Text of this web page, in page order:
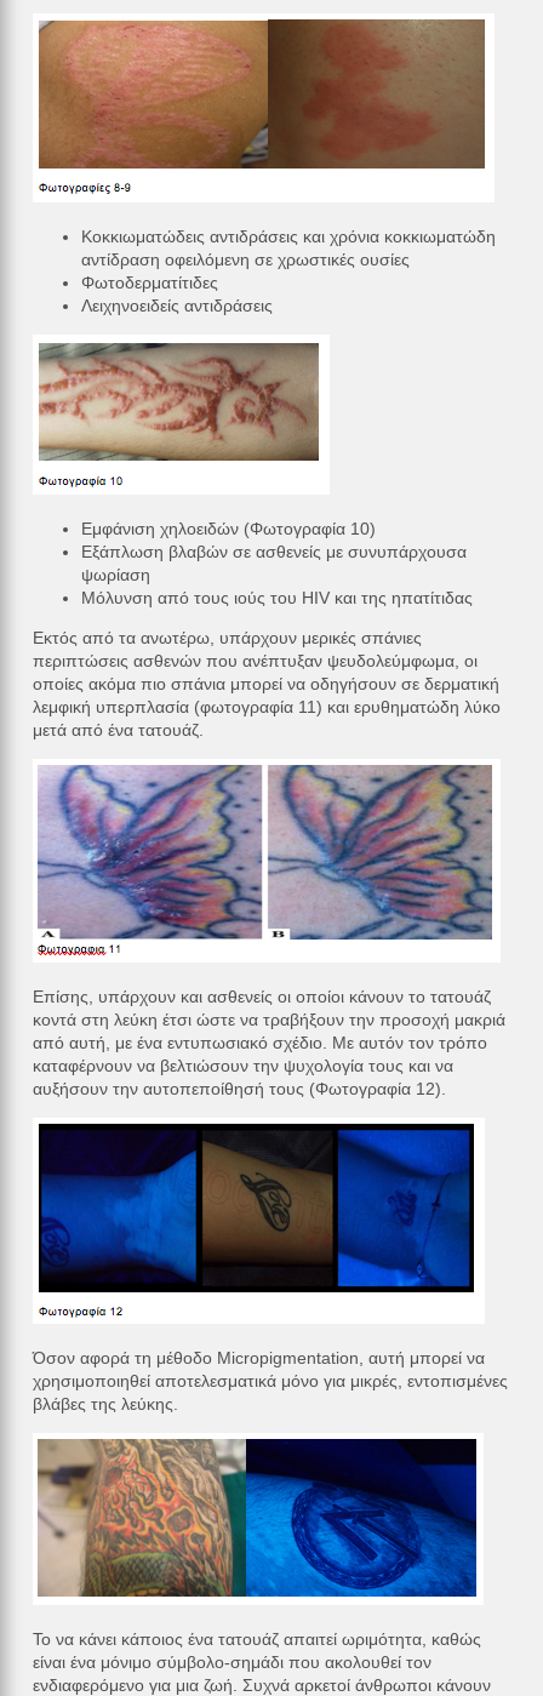
Κοκκιωματώδεις αντιδράσεις και χρόνια κοκκιωματώδη
αντίδραση οφειλόμενη σε χρωστικές ουσίες
Φωτοδερματίτιδες
Λειχηνοειδείς αντιδράσεις
Εμφάνιση χηλοειδών (Φωτογραφία 10)
Εξάπλωση βλαβών σε ασθενείς με συνυπάρχουσα
ψωρίαση
Μόλυνση από τους ιούς του HIV και της ηπατίτιδας
Εκτός από τα ανωτέρω, υπάρχουν μερικές σπάνιες
περιπτώσεις ασθενών που ανέπτυξαν ψευδολεύμφωμα, οι
οποίες ακόμα πιο σπάνια μπορεί να οδηγήσουν σε δερματική
λεμφική υπερπλασία (φωτογραφία 11) και ερυθηματώδη λύκο
μετά από ένα τατουάζ.
Επίσης, υπάρχουν και ασθενείς οι οποίοι κάνουν το τατουάζ
κοντά στη λεύκη έτσι ώστε να τραβήξουν την προσοχή μακριά
από αυτή, με ένα εντυπωσιακό σχέδιο. Με αυτόν τον τρόπο
καταφέρνουν να βελτιώσουν την ψυχολογία τους και να
αυξήσουν την αυτοπεποίθησή τους (Φωτογραφία 12).
Όσον αφορά τη μέθοδο Micropigmentation, αυτή μπορεί να
χρησιμοποιηθεί αποτελεσματικά μόνο για μικρές, εντοπισμένες
βλάβες της λεύκης.
Το να κάνει κάποιος ένα τατουάζ απαιτεί ωριμότητα, καθώς
είναι ένα μόνιμο σύμβολο-σημάδι που ακολουθεί τον
ενδιαφερόμενο για μια ζωή. Συχνά αρκετοί άνθρωποι κάνουν